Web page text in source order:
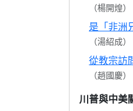
（楊開煌）
是「非洲
（湯紹成）
從教宗訪
（趙國慶）
川普與中美